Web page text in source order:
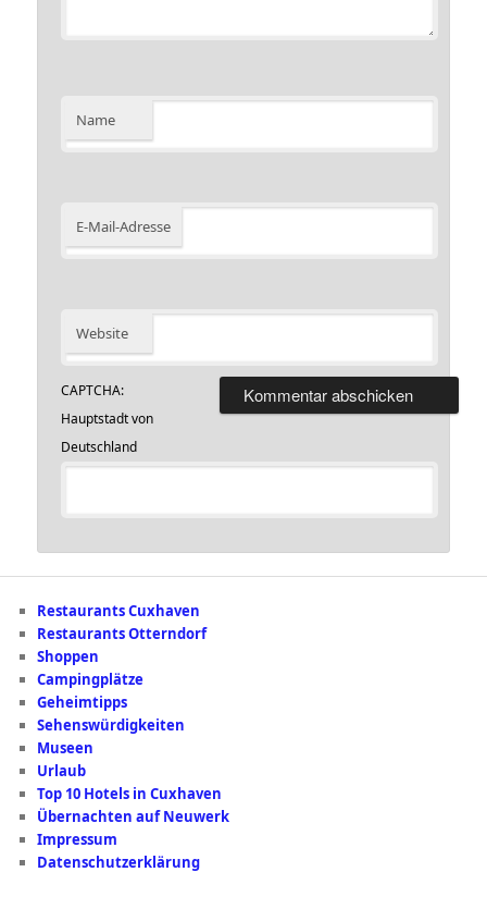
Name
E-Mail-Adresse
Website
CAPTCHA:
Hauptstadt von
Deutschland
Restaurants Cuxhaven
Restaurants Otterndorf
Shoppen
Campingplätze
Geheimtipps
Sehenswürdigkeiten
Museen
Urlaub
Top 10 Hotels in Cuxhaven
Übernachten auf Neuwerk
Impressum
Datenschutzerklärung